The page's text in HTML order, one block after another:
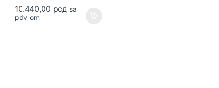
10.440,00 рсд sa
pdv-om